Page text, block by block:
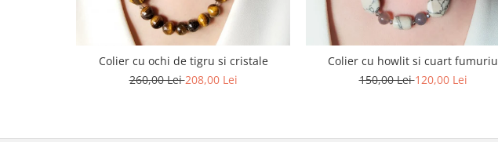
Colier cu ochi de tigru si cristale
260,00 Lei208,00 Lei
Colier cu howlit si cuart fumuriu
150,00 Lei120,00 Lei